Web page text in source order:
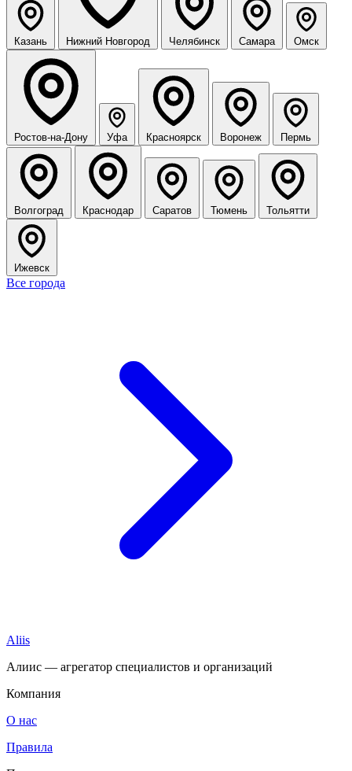
Казань Нижний Новгород Челябинск Самара Омск
Ростов-на-Дону Уфа Красноярск Воронеж Пермь
Волгоград Краснодар Саратов Тюмень Тольятти
Ижевск
Все города
Aliis
Алиис — агрегатор специалистов и организаций
Компания
О нас
Правила